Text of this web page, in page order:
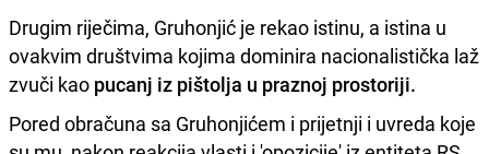
Drugim riječima, Gruhonjić je rekao istinu, a istina u
ovakvim društvima kojima dominira nacionalistička laž
zvuči kao pucanj iz pištolja u praznoj prostoriji.
Pored obračuna sa Gruhonjićem i prijetnji i uvreda koje